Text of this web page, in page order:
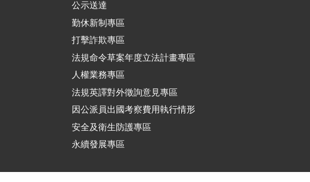
公示送達
勤休新制專區
打擊詐欺專區
法規命令草案年度立法計畫專區
人權業務專區
法規英譯對外徵詢意見專區
因公派員出國考察費用執行情形
安全及衛生防護專區
永續發展專區